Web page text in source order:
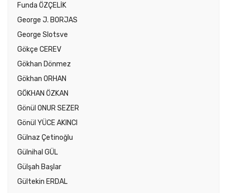
Funda ÖZÇELİK
George J. BORJAS
George Slotsve
Gökçe CEREV
Gökhan Dönmez
Gökhan ORHAN
GÖKHAN ÖZKAN
Gönül ONUR SEZER
Gönül YÜCE AKINCI
Gülnaz Çetinoğlu
Gülnihal GÜL
Gülşah Başlar
Gültekin ERDAL